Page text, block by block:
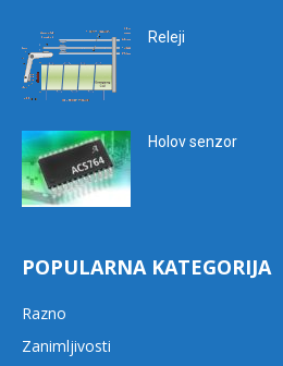
Releji
Holov senzor
POPULARNA KATEGORIJA
Razno
Zanimljivosti